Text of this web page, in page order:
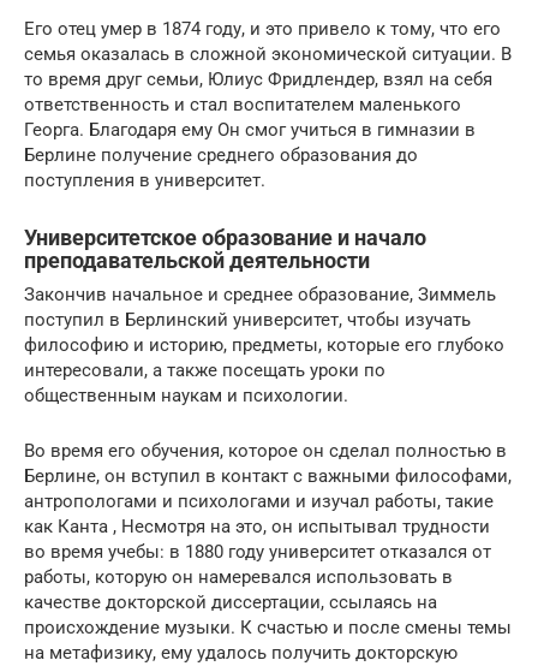
Его отец умер в 1874 году, и это привело к тому, что его
семья оказалась в сложной экономической ситуации. В
то время друг семьи, Юлиус Фридлендер, взял на себя
ответственность и стал воспитателем маленького
Георга. Благодаря ему Он смог учиться в гимназии в
Берлине получение среднего образования до
поступления в университет.
Университетское образование и начало
преподавательской деятельности
Закончив начальное и среднее образование, Зиммель
поступил в Берлинский университет, чтобы изучать
философию и историю, предметы, которые его глубоко
интересовали, а также посещать уроки по
общественным наукам и психологии.
Во время его обучения, которое он сделал полностью в
Берлине, он вступил в контакт с важными философами,
антропологами и психологами и изучал работы, такие
как Канта , Несмотря на это, он испытывал трудности
во время учебы: в 1880 году университет отказался от
работы, которую он намеревался использовать в
качестве докторской диссертации, ссылаясь на
происхождение музыки. К счастью и после смены темы
на метафизику, ему удалось получить докторскую